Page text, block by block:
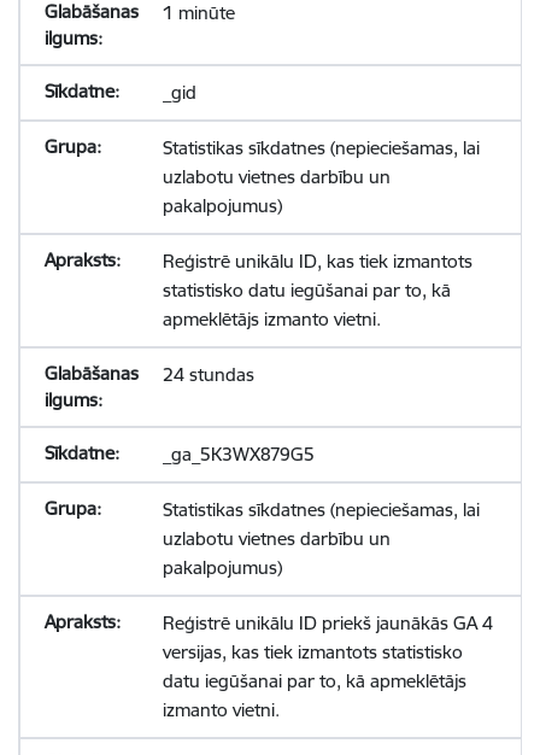
1 minūte
_gid
Statistikas sīkdatnes (nepieciešamas, lai
uzlabotu vietnes darbību un
pakalpojumus)
Reģistrē unikālu ID, kas tiek izmantots
statistisko datu iegūšanai par to, kā
apmeklētājs izmanto vietni.
24 stundas
_ga_5K3WX879G5
Statistikas sīkdatnes (nepieciešamas, lai
uzlabotu vietnes darbību un
pakalpojumus)
Reģistrē unikālu ID priekš jaunākās GA 4
versijas, kas tiek izmantots statistisko
datu iegūšanai par to, kā apmeklētājs
izmanto vietni.